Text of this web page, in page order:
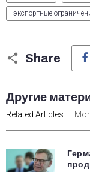
экспортные
Share
Другие
Related Articles